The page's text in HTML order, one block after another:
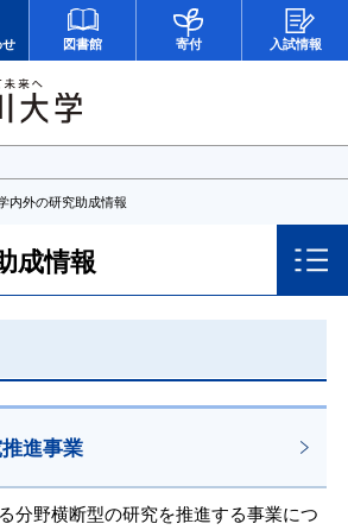
せ 図書館 寄付 入試情報
内外の研究助成情報
成情報
進事業
分野横断型の研究を推進する事業につ